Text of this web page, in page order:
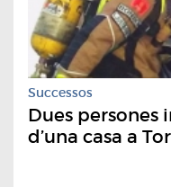
Successos
Dues persones
d’una casa a